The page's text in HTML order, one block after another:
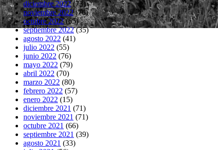
diciembre 2022(73)
noviembre 2022(76)
octubre 2022(65)
septiembre 2022(35)
agosto 2022 (41)
julio 2022 (55)
junio 2022 (76)
mayo 2022 (79)
abril 2022 (70)
marzo 2022 (80)
febrero 2022 (57)
enero 2022 (15)
diciembre 2021 (71)
noviembre 2021 (71)
octubre 2021 (66)
septiembre 2021 (39)
agosto 2021 (33)